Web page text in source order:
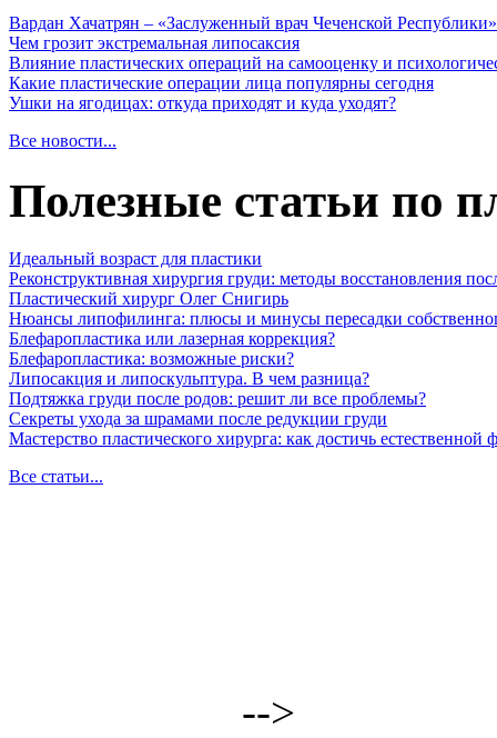
Вардан Хачатрян – «Заслуженный врач Чеченской Республики»
Чем грозит экстремальная липосаксия
Влияние пластических операций на самооценку и
Какие пластические операции лица популярны сегодня
Ушки на ягодицах: откуда приходят и куда уходят?
Все новости...
Полезные статьи по
Идеальный возраст для пластики
Реконструктивная хирургия груди: методы восстановления
Пластический хирург Олег Снигирь
Нюансы липофилинга: плюсы и минусы пересадки
Блефаропластика или лазерная коррекция?
Блефаропластика: возможные риски?
Липосакция и липоскульптура. В чем разница?
Подтяжка груди после родов: решит ли все проблемы?
Секреты ухода за шрамами после редукции груди
Мастерство пластического хирурга: как достичь
Все статьи...
-->